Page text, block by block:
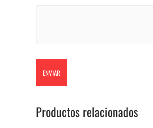
Productos relacionados